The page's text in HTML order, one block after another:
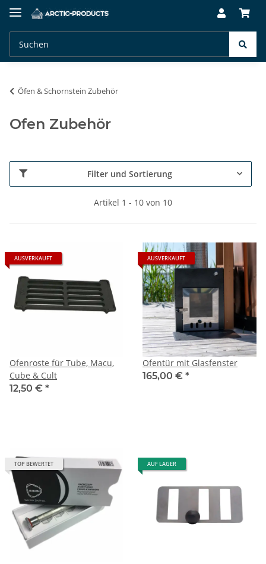
Öfen & Schornstein Zubehör
Ofen Zubehör
Filter und Sortierung
Artikel 1 - 10 von 10
AUSVERKAUFT
Ofenroste für Tube, Macu,
Cube & Cult
12,50 € *
AUSVERKAUFT
Ofentür mit Glasfenster
165,00 € *
TOP BEWERTET AUF LAGER